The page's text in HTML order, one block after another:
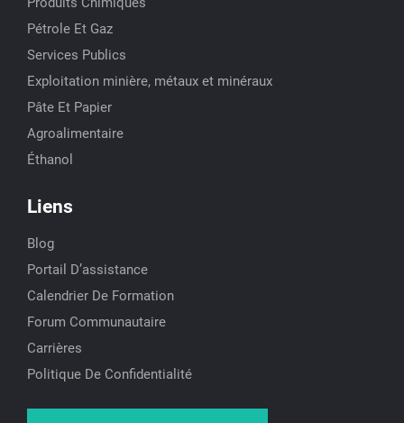
Pétrole Et Gaz
Services Publics
Exploitation minière, métaux et minéraux
Pâte Et Papier
Agroalimentaire
Éthanol
Liens
Blog
Portail D’assistance
Calendrier De Formation
Forum Communautaire
Carrières
Politique De Confidentialité